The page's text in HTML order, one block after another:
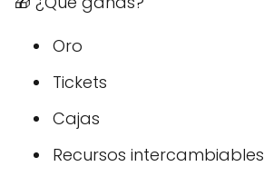
Oro
Tickets
Cajas
Recursos intercambiables